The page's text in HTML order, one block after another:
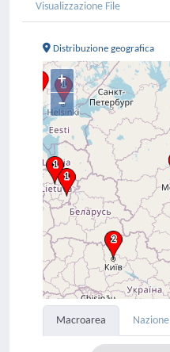
Visualizzazione File
Distribuzione geografica
+
–
Macroarea Nazione